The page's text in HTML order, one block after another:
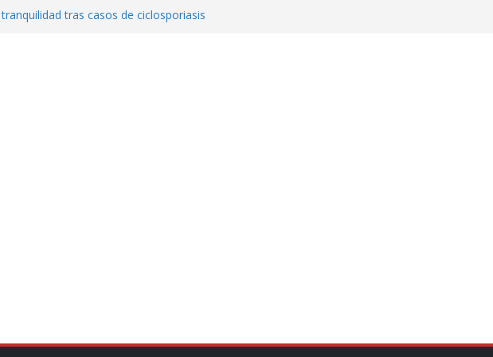
tras casos de ciclosporiasis
de vínculos con México: